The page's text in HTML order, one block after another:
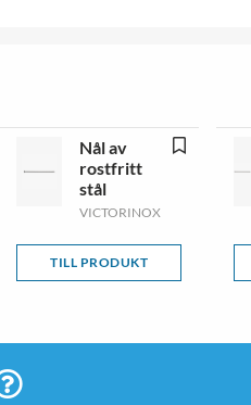
Nål av
rostfritt
stål
VICTORINOX
TILL PRODUKT